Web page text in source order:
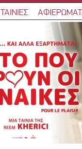
ΤΑΙΝΙΕΣ